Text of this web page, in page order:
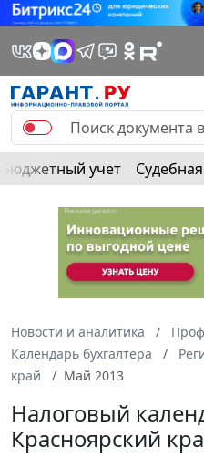
Бюджетный учет
Новости и аналитика
Календарь бухгалтера
край
Май 2013
Налоговый
Красноярский